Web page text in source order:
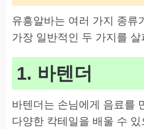
유흥알바는 여러 가지 종류
가장 일반적인 두 가지를
1. 바텐더
바텐더는 손님에게 음료를
다양한 칵테일을 배울 수